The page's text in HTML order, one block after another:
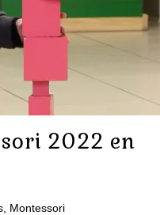
L’entrée dans la culture
2022 en
Montessori